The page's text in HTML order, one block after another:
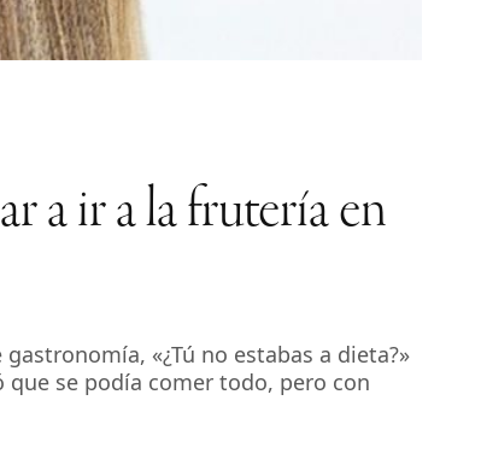
a ir a la frutería en
«¿Tú no estabas a dieta?»
se podía comer todo, pero con